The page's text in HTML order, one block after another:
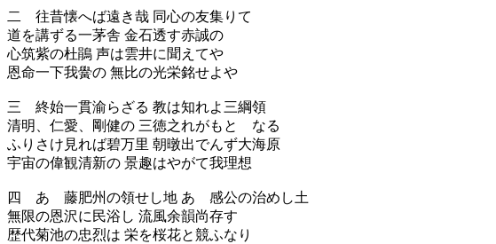
二 往昔懐へば遠き哉 同心の友集りて
道を講ずる一茅舎 金石透す赤誠の
心筑紫の杜鵑 声は雲井に聞えてや
恩命一下我黌の 無比の光栄銘せよや
三 終始一貫渝らざる 教は知れよ三綱領
清明、仁愛、剛健の 三徳之れがもとゝなる
ふりさけ見れば碧万里 朝暾出でんず大海原
宇宙の偉観清新の 景趣はやがて我理想
四 あゝ藤肥州の領せし地 あゝ感公の治めし土
無限の恩沢に民浴し 流風余韻尚存す
歴代菊池の忠烈は 栄を桜花と競ふなり